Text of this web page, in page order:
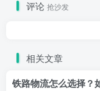
评论 抢沙发
相关文章
铁路物流怎么选择？